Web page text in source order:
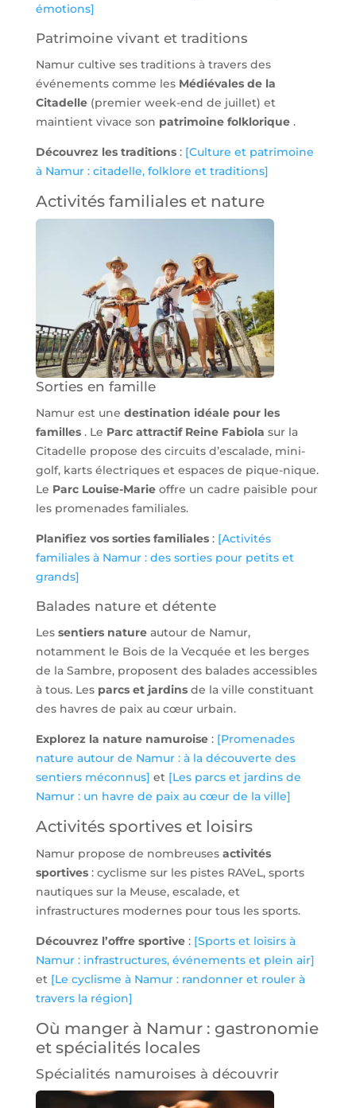
émotions]
Patrimoine vivant et traditions
Namur cultive ses traditions à travers des
événements comme les Médiévales de la
Citadelle(premier week-end de juillet) et
maintient vivace son patrimoine folklorique.
Découvrez les traditions: [Culture et patrimoine
à Namur : citadelle, folklore et traditions]
Activités familiales et nature
Sorties en famille
Namur est une destination idéale pour les
familles. Le Parc attractif Reine Fabiola sur la
Citadelle propose des circuits d’escalade, mini-
golf, karts électriques et espaces de pique-nique.
Le Parc Louise-Marieoffre un cadre paisible pour
les promenades familiales.
Planifiez vos sorties familiales: [Activités
familiales à Namur : des sorties pour petits et
grands]
Balades nature et détente
Les sentiers natureautour de Namur,
notamment le Bois de la Vecquée et les berges
de la Sambre, proposent des balades accessibles
à tous. Les parcs et jardinsde la ville constituant
des havres de paix au cœur urbain.
Explorez la nature namuroise: [Promenades
nature autour de Namur : à la découverte des
sentiers méconnus] et [Les parcs et jardins de
Namur : un havre de paix au cœur de la ville]
Activités sportives et loisirs
Namur propose de nombreuses activités
sportives: cyclisme sur les pistes RAVeL, sports
nautiques sur la Meuse, escalade, et
infrastructures modernes pour tous les sports.
Découvrez l’offre sportive: [Sports et loisirs à
Namur : infrastructures, événements et plein air]
et [Le cyclisme à Namur : randonner et rouler à
travers la région]
Où manger à Namur : gastronomie
et spécialités locales
Spécialités namuroises à découvrir